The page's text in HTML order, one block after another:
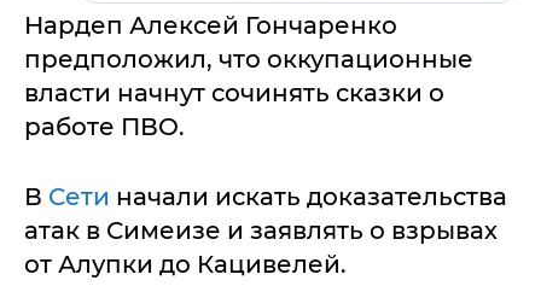
Нардеп Алексей Гончаренко
предположил, что оккупационные
власти начнут сочинять сказки о
работе ПВО.
В Сети начали искать доказательства
атак в Симеизе и заявлять о взрывах
от Алупки до Кацивелей.